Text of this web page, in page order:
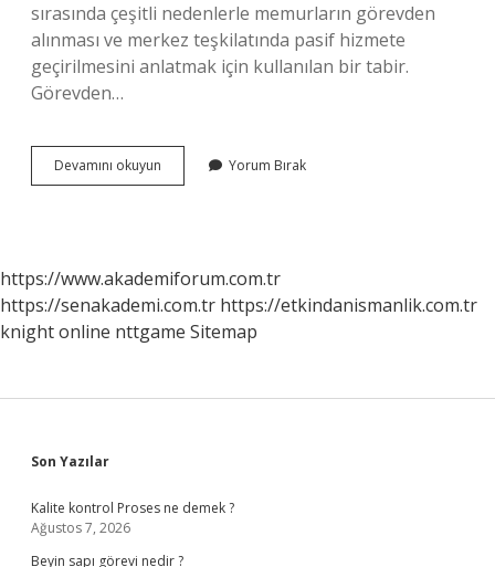
sırasında çeşitli nedenlerle memurların görevden
alınması ve merkez teşkilatında pasif hizmete
geçirilmesini anlatmak için kullanılan bir tabir.
Görevden…
Devamını okuyun
Olmak
Yorum Bırak
https://www.akademiforum.com.tr
https://senakademi.com.tr https://etkindanismanlik.com.tr
knight online nttgame Sitemap
Sidebar
Son Yazılar
Kalite kontrol Proses ne demek ?
Ağustos 7, 2026
Beyin sapı görevi nedir ?